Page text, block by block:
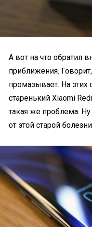
А вот на что обратил
приближения.
промазывает. На этих
старенький Xiaomi
такая же проблема.
от этой старой